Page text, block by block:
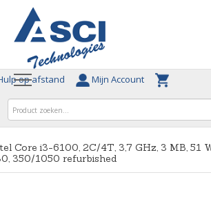
op afstand Mijn Account
Core i3-6100, 2C/4T, 3,7 GHz, 3 MB, 51
350/1050 refurbished